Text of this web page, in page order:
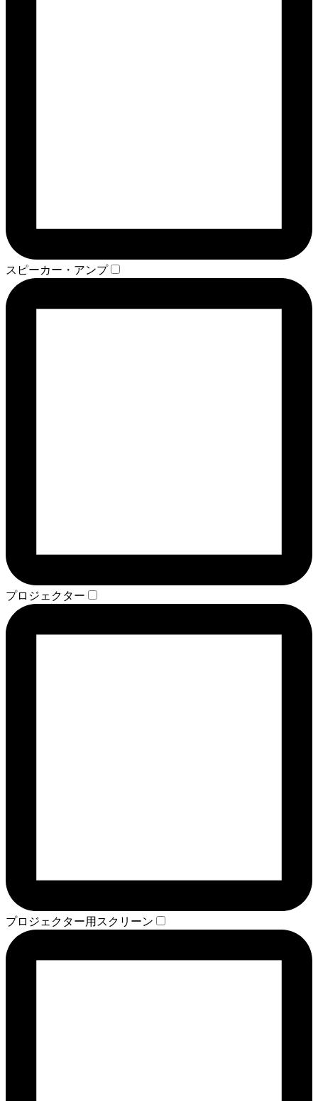
スピーカー・アンプ
プロジェクター
プロジェクター用スクリーン